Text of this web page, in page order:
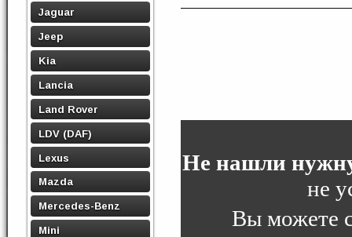
Jaguar
Jeep
Kia
Lancia
Land Rover
LDV (DAF)
Lexus
Mazda
Mercedes-Benz
Mini
Не нашли
не
Вы можете